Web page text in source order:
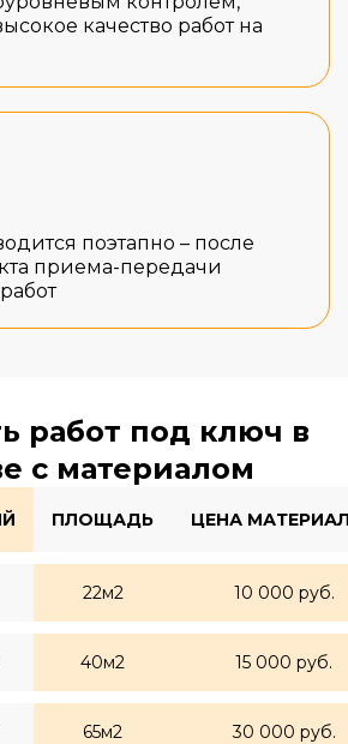
качество работ на
поэтапно – после
приема-передачи
работ под ключ в
с материалом
ПЛОЩАДЬ ЦЕНА
22м2 10 000 руб.
40м2 15 000 руб.
65м2 30 000 руб.